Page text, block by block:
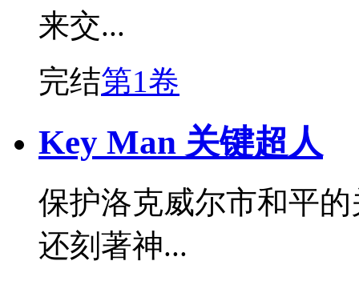
来交...
完结第1卷
Key Man 关键超人
保护洛克威尔市和平
还刻著神...